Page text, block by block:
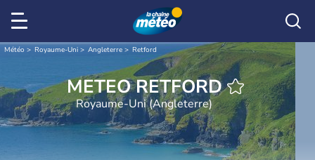
Météo Royaume-Uni Angleterre Retford
METEO RETFORD
Royaume-Uni (Angleterre)